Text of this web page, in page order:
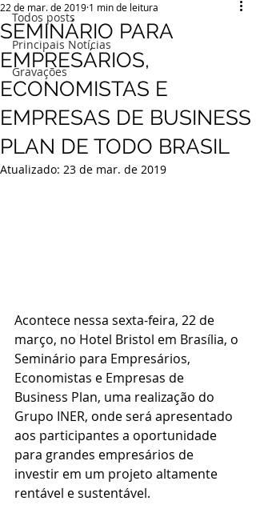
Todos posts
Principais Notícias
Gravações
SEMINÁRIO PARA
EMPRESÁRIOS,
ECONOMISTAS E
EMPRESAS DE BUSINESS
PLAN DE TODO BRASIL
22 de mar. de 2019 1 min de leitura
Atualizado: 23 de mar. de 2019
Acontece nessa sexta-feira, 22 de
março, no Hotel Bristol em Brasília, o
Seminário para Empresários,
Economistas e Empresas de
Business Plan, uma realização do
Grupo INER, onde será apresentado
aos participantes a oportunidade
para grandes empresários de
investir em um projeto altamente
rentável e sustentável.